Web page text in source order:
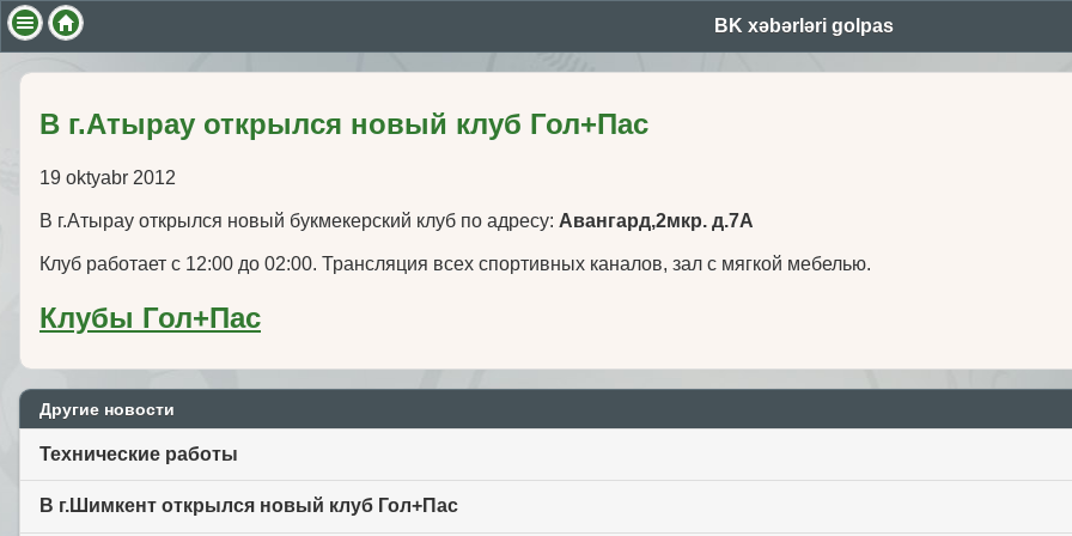
BK xəbərləri golpas
В г.Атырау открылся новый клуб Гол+Пас
19 oktyabr 2012
В г.Атырау открылся новый букмекерский клуб по адресу: Авангард,2мкр. д.7А
Клуб работает с 12:00 до 02:00. Трансляция всех спортивных каналов, зал с мягкой мебелью.
Клубы Гол+Пас
Другие новости
Технические работы
В г.Шимкент открылся новый клуб Гол+Пас